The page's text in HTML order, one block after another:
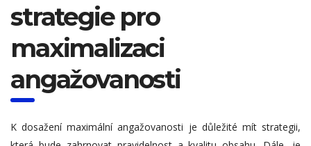
strategie pro
maximalizaci
angažovanosti
K dosažení maximální angažovanosti je důležité mít strategii,